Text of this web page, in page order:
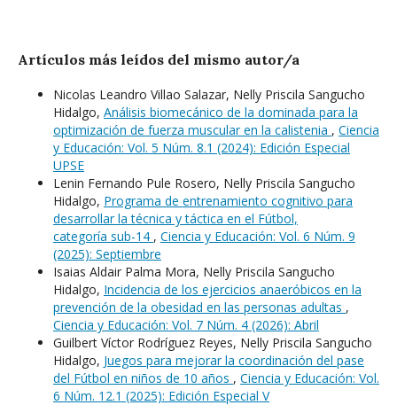
Artículos más leídos del mismo autor/a
Nicolas Leandro Villao Salazar, Nelly Priscila Sangucho
Hidalgo, Análisis biomecánico de la dominada para la
optimización de fuerza muscular en la calistenia , Ciencia
y Educación: Vol. 5 Núm. 8.1 (2024): Edición Especial
UPSE
Lenin Fernando Pule Rosero, Nelly Priscila Sangucho
Hidalgo, Programa de entrenamiento cognitivo para
desarrollar la técnica y táctica en el Fútbol,
categoría sub-14 , Ciencia y Educación: Vol. 6 Núm. 9
(2025): Septiembre
Isaias Aldair Palma Mora, Nelly Priscila Sangucho
Hidalgo, Incidencia de los ejercicios anaeróbicos en la
prevención de la obesidad en las personas adultas ,
Ciencia y Educación: Vol. 7 Núm. 4 (2026): Abril
Guilbert Víctor Rodríguez Reyes, Nelly Priscila Sangucho
Hidalgo, Juegos para mejorar la coordinación del pase
del Fútbol en niños de 10 años , Ciencia y Educación: Vol.
6 Núm. 12.1 (2025): Edición Especial V